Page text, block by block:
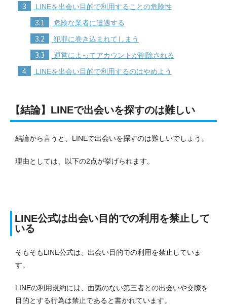
3 LINEを出会い目的で利用することの危険性
3.1 危険な業者に遭遇する
3.2 犯罪に巻き込まれてしまう
3.3 運営によってアカウントが削除される
4 LINEを出会い目的で利用するのはやめよう
【結論】LINEで出会いを探すのは難しい
結論から言うと、LINEで出会いを探すのは難しいでしょう。
理由としては、以下の2点が挙げられます。
LINE公式は出会い目的での利用を禁止して
いる
そもそもLINE公式は、出会い目的での利用を禁止していま
す。
LINEの利用規約には、面識のない第三者との出会いや交際を
目的とする行為は禁止であると書かれています。